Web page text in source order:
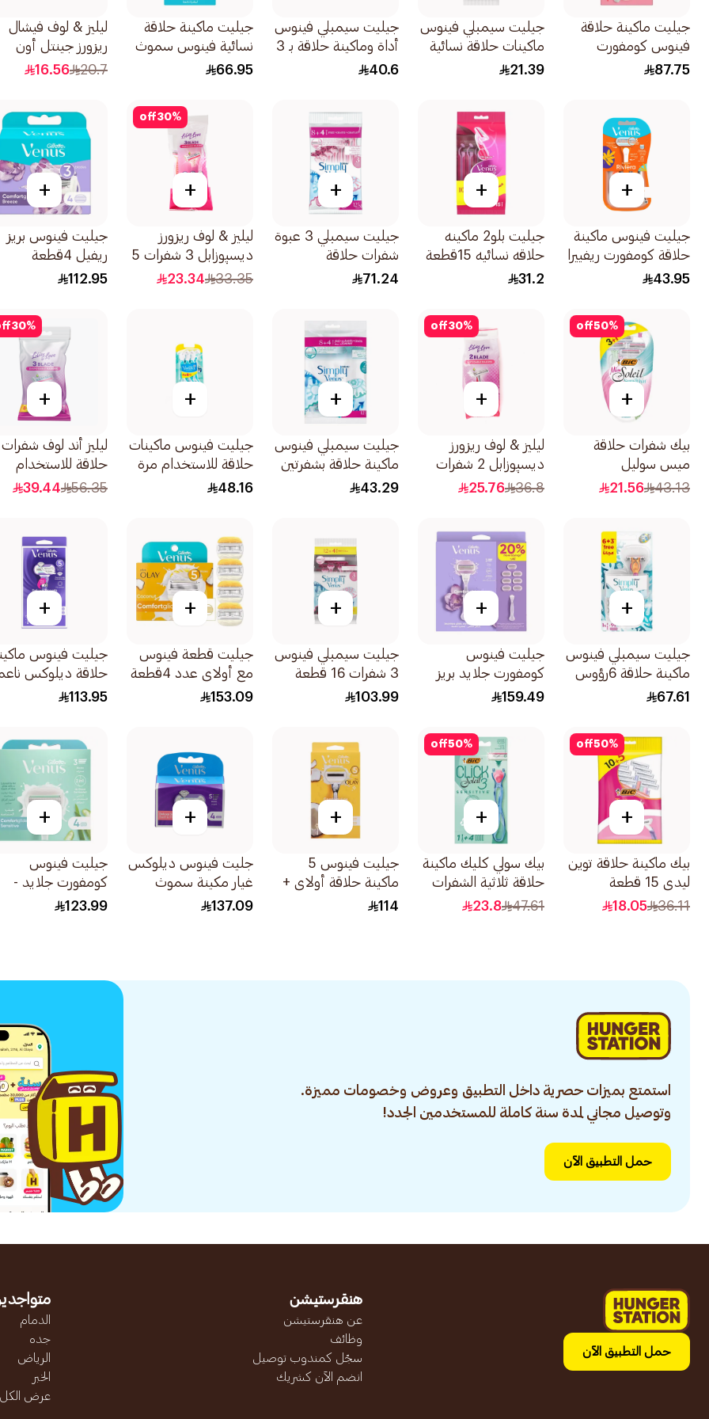
جيليت ماكينة حلاقة
فينوس كومفورت
87.75
جيليت سيمبلي فينوس
ماكينات حلاقة نسائية
ثنائية الشفرة 4قطع
21.39
جيليت سيمبلي فينوس
أداة وماكينة حلاقة بـ 3
شفرات ناعمة 3قطعة
40.6
جيليت ماكينة حلاقة
نسائية فينوس سموث
مقبض واحد وغيارين
66.95
ليليز & لوف فيشال
ريزورز جينتل أون
سكين 3قطعة
20.7
16.56
+
جيليت فينوس ماكينة
حلاقة كومفورت ريفييرا
2قطع
43.95
+
جيليت بلو2 ماكينه
حلاقه نسائيه 15قطعة
31.2
+
جيليت سيمبلي 3 عبوة
شفرات حلاقة
للاستخدام مرة واحدة
71.24
30%
off
+
ليليز & لوف ريزورز
ديسپوزابل 3 شفرات 5
قطعة 1علبة
33.35
23.34
+
جيليت فينوس بريز
ريفيل 4قطعة
112.95
50%
off
+
بيك شفرات حلاقة
ميس سوليل
سينسيتيف 4قطع
43.13
21.56
30%
off
+
ليليز & لوف ريزورز
ديسپوزابل 2 شفرات
12قطعة
36.8
25.76
+
جيليت سيمبلي فينوس
ماكينة حلاقة بشفرتين
للنساء 12قطعة
43.29
+
جيليت فينوس ماكينات
حلاقة للاستخدام مرة
واحدة 6قطعة
48.16
30%
+
ليليز أند لوف شفرات
حلاقة للاستخدام
الواحد 3شفرات
56.35
39.44
+
جيليت سيمبلي فينوس
ماكينة حلاقة 6رؤوس
قابلة لإعادة التعبئة
67.61
+
جيليت فينوس
كومفورت جلايد بريز
ماكينة الحلاقة النسائية
159.49
+
جيليت سيمبلي فينوس
3 شفرات 16 قطعة
حقيبة 124
103.99
+
جيليت قطعة فينوس
مع أولاي عدد 4قطعة
153.09
+
جيليت فينوس
حلاقة ديلوكس
دوارة بنفسجية 1قطعة
113.95
50%
off
+
بيك ماكينة حلاقة توين
ليدي 15 قطعة
36.11
18.05
50%
off
+
بيك سولي كليك ماكينة
حلاقة ثلاثية الشفرات
1قطعة
47.61
23.8
+
جيليت فينوس 5
ماكينة حلاقة أولاي +
2 غيار 1قطعة
114
+
جليت فينوس ديلوكس
غيار مكينة سموث
سويرل 4قطعة
137.09
+
جيليت فينوس
كومفورت جلايد -
شفرات إعادة تعبئة
123.99
استمتع بميزات حصرية داخل التطبيق وعروض وخصومات مميزة.
وتوصيل مجاني لمدة سنة كاملة للمستخدمين الجدد!
حمل التطبيق الآن
حمل التطبيق الآن
هنقرستيشن
عن هنقرستيشن
وظائف
سجّل كمندوب توصيل
انضم الآن كشريك
الدمام
جده
الرياض
الخبر
عرض